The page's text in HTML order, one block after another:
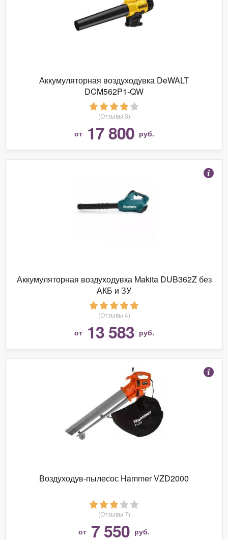
Аккумуляторная воздуходувка DeWALT
DCM562P1-QW
(Отзывы 3)
от 17 800 руб.
Аккумуляторная воздуходувка Makita DUB362Z без
АКБ и ЗУ
(Отзывы 4)
от 13 583 руб.
Воздуходув-пылесос Hammer VZD2000
(Отзывы 7)
от 7 550 руб.